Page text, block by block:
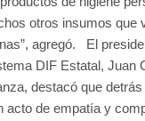
otros insumos que
agregó. El
DIF Estatal, Juan
destacó que
acto de empatía y